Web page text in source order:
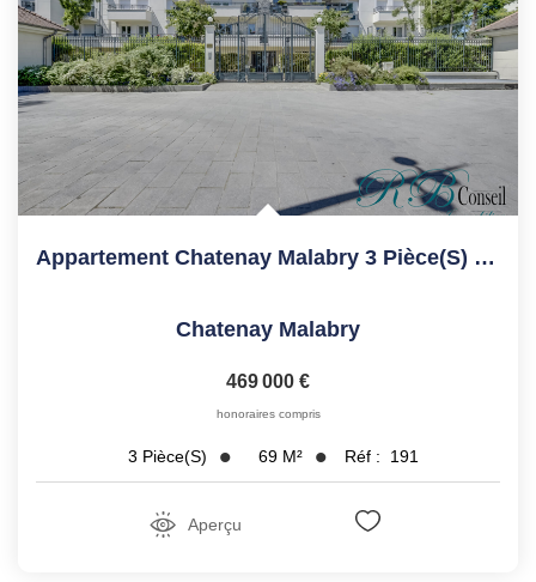
Appartement Chatenay Malabry 3 Pièce(s) 68.91 M2
Chatenay Malabry
469 000 €
honoraires compris
3 Pièce(s) 69 M² Réf : 191
Aperçu